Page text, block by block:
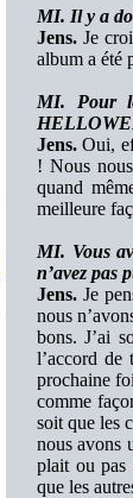
MI. Il y a
Jens. Je
album a été
MI. Pour
Jens. Oui,
! Nous
quand
meilleure
MI. Vous
n’avez pas
Jens. Je
nous
bons. J’ai
l’accord
prochaine
comme
soit que les
nous avons
plait ou pas
que les